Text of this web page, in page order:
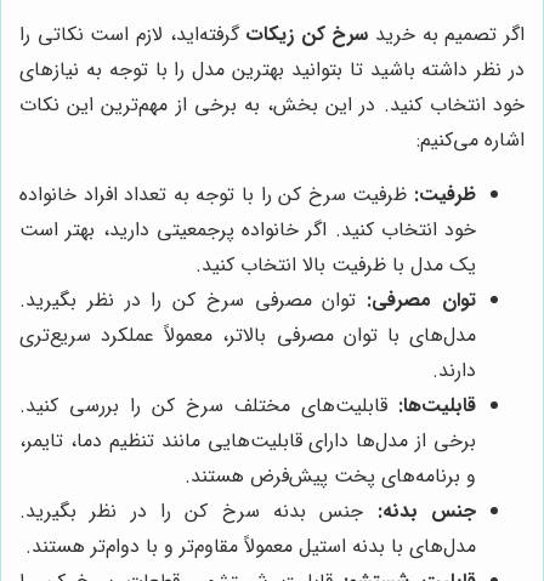
اگر تصمیم به خرید سرخ کن زیکات گرفته‌اید، لازم است نکاتی را
در نظر داشته باشید تا بتوانید بهترین مدل را با توجه به نیازهای
خود انتخاب کنید. در این بخش، به برخی از مهم‌ترین این نکات
اشاره می‌کنیم:
ظرفیت: ظرفیت سرخ کن را با توجه به تعداد افراد خانواده
خود انتخاب کنید. اگر خانواده پرجمعیتی دارید، بهتر است
یک مدل با ظرفیت بالا انتخاب کنید.
توان مصرفی: توان مصرفی سرخ کن را در نظر بگیرید.
مدل‌های با توان مصرفی بالاتر، معمولاً عملکرد سریع‌تری
دارند.
قابلیت‌ها: قابلیت‌های مختلف سرخ کن را بررسی کنید.
برخی از مدل‌ها دارای قابلیت‌هایی مانند تنظیم دما، تایمر،
و برنامه‌های پخت پیش‌فرض هستند.
جنس بدنه: جنس بدنه سرخ کن را در نظر بگیرید.
مدل‌های با بدنه استیل معمولاً مقاوم‌تر و با دوام‌تر هستند.